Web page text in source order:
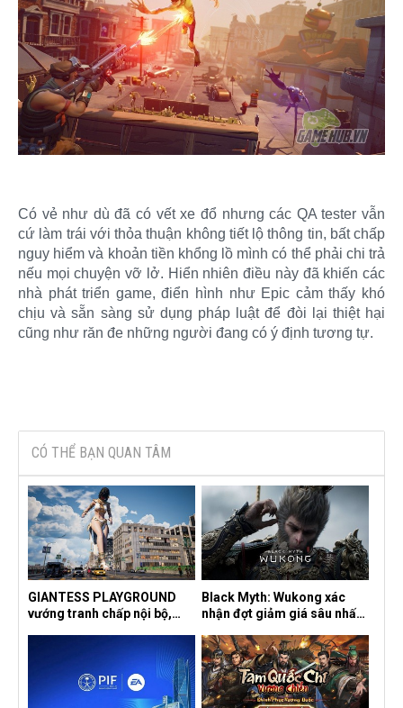
Có vẻ như dù đã có vết xe đổ nhưng các QA tester vẫn
cứ làm trái với thỏa thuận không tiết lộ thông tin, bất chấp
nguy hiểm và khoản tiền khổng lồ mình có thể phải chi trả
nếu mọi chuyện vỡ lở. Hiển nhiên điều này đã khiến các
nhà phát triển game, điển hình như Epic cảm thấy khó
chịu và sẵn sàng sử dụng pháp luật để đòi lại thiệt hại
cũng như răn đe những người đang có ý định tương tự.​
CÓ THỂ BẠN QUAN TÂM
GIANTESS PLAYGROUND
vướng tranh chấp nội bộ,
ngầm chiếm đoạt doanh thu
Black Myth: Wukong xác
nhận đợt giảm giá sâu nhất
trên mọi nền tảng